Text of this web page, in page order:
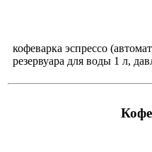
кофеварка эспрессо
резервуара для воды 1 л,